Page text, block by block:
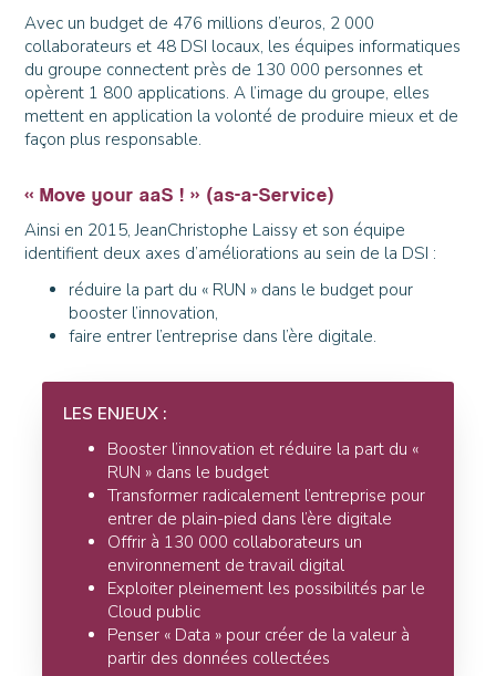
Avec un budget de 476 millions d’euros, 2 000
collaborateurs et 48 DSI locaux, les équipes informatiques
du groupe connectent près de 130 000 personnes et
opèrent 1 800 applications. A l’image du groupe, elles
mettent en application la volonté de produire mieux et de
façon plus responsable.
« Move your aaS ! » (as-a-Service)
Ainsi en 2015, JeanChristophe Laissy et son équipe
identifient deux axes d’améliorations au sein de la DSI :
réduire la part du « RUN » dans le budget pour
booster l’innovation,
faire entrer l’entreprise dans l’ère digitale.
LES ENJEUX :
Booster l’innovation et réduire la part du «
RUN » dans le budget
Transformer radicalement l’entreprise pour
entrer de plain-pied dans l’ère digitale
Offrir à 130 000 collaborateurs un
environnement de travail digital
Exploiter pleinement les possibilités par le
Cloud public
Penser « Data » pour créer de la valeur à
partir des données collectées